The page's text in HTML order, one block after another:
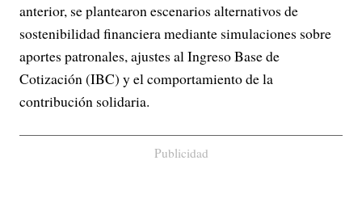
anterior, se plantearon escenarios alternativos de
sostenibilidad financiera mediante simulaciones sobre
aportes patronales, ajustes al Ingreso Base de
Cotización (IBC) y el comportamiento de la
contribución solidaria.
Publicidad